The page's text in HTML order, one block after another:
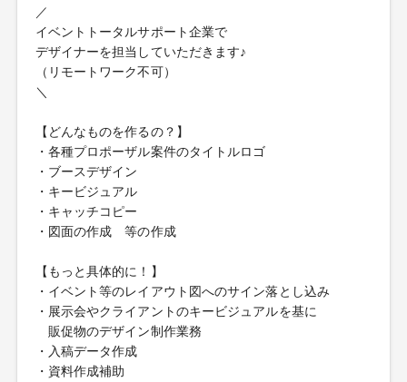
／
イベントトータルサポート企業で
デザイナーを担当していただきます♪
（リモートワーク不可）
＼
【どんなものを作るの？】
・各種プロポーザル案件のタイトルロゴ
・ブースデザイン
・キービジュアル
・キャッチコピー
・図面の作成 等の作成
【もっと具体的に！】
・イベント等のレイアウト図へのサイン落とし込み
・展示会やクライアントのキービジュアルを基に
販促物のデザイン制作業務
・入稿データ作成
・資料作成補助